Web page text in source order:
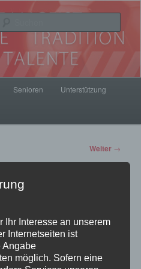
1912
Senioren Unterstützung
Weiter →
hält!
pillepalle
und berufsbedingter Ausfälle
Ihr Interesse an unserem
Internetseiten ist
Angabe
möglich. Sofern eine